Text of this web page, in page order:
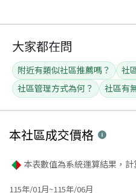
大家都在問
附近有類似社區推薦嗎？
社
社區管理方式為何？
社區有
本社區成交價格
本表數值為系統運算結果，
115年/01月~115年/06月